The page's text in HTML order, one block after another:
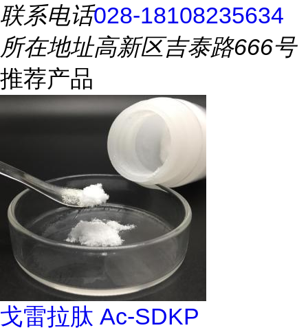
联系电话028-18108235634
所在地址高新区吉泰路666号
推荐产品
戈雷拉肽 Ac-SDKP